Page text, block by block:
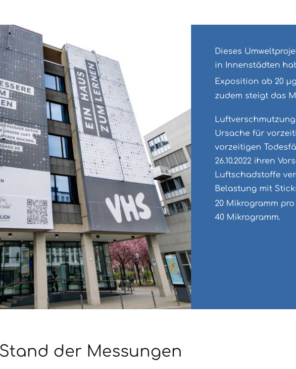
Dieses
in Innenstädten
Exposition ab 20
zudem steigt das
Ursache für
vorzeitigen
26.10.2022 ihren
Luftschadstoffe
Belastung mit
20 Mikrogramm
40 Mikrogramm.
der Messungen